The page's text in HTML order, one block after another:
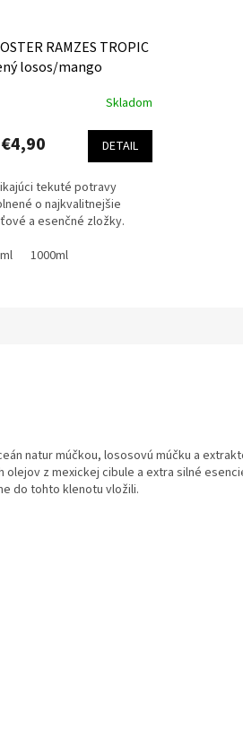
24mm, 1kg vedro
RAMZES TROPIC
losos/mango
Skladom
DETAIL
tekuté potravy
o najkvalitnejšie
a esenčné zložky.
1000ml
naturmúčkou, lososovú múčku a
olejov z mexickej cibule a extra silné
do tohto klenotu vložili.